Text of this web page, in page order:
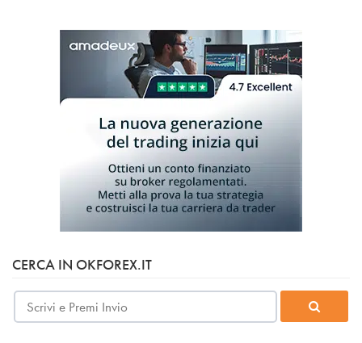
CERCA IN OKFOREX.IT